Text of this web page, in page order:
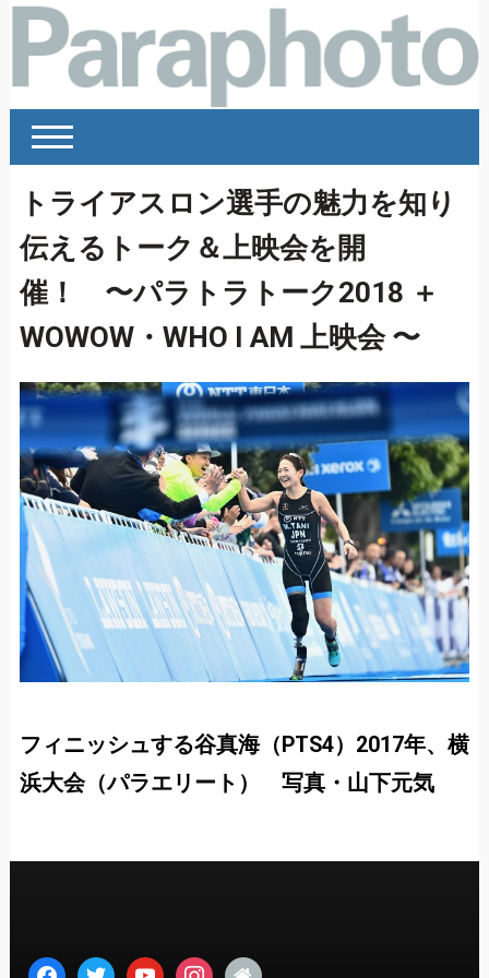
トライアスロン選手の魅力を知り
伝えるトーク＆上映会を開
催！ 〜パラトラトーク2018 ＋
WOWOW・WHO I AM 上映会 〜
フィニッシュする谷真海（PTS4）2017年、横
浜大会（パラエリート） 写真・山下元気
facebooktwitter youtubeinstagram
home